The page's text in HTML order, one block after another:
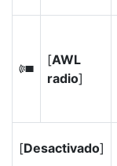
Z
[AWL
radio]
[Desactivado]